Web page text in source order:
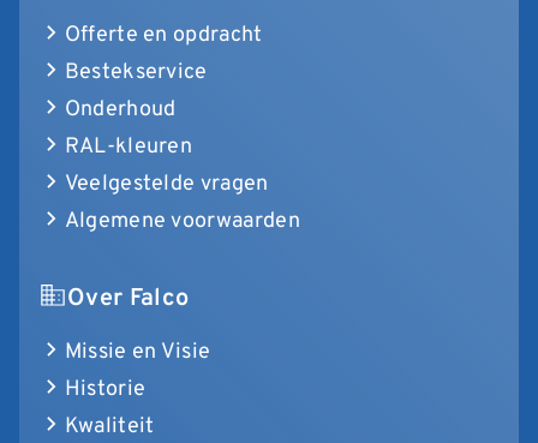
Offerte en opdracht
Bestekservice
Onderhoud
RAL-kleuren
Veelgestelde vragen
Algemene voorwaarden
Over Falco
Missie en Visie
Historie
Kwaliteit